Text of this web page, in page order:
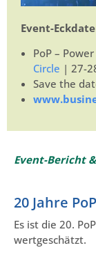
Event-
PoP –
Circle | 27-
Save the
Event-Bericht
20 Jahre PoP
Es ist die 20.
wertgeschätzt.